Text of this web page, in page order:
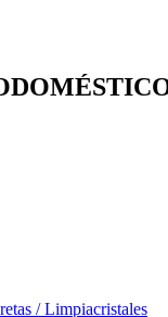
/ Limpiacristales